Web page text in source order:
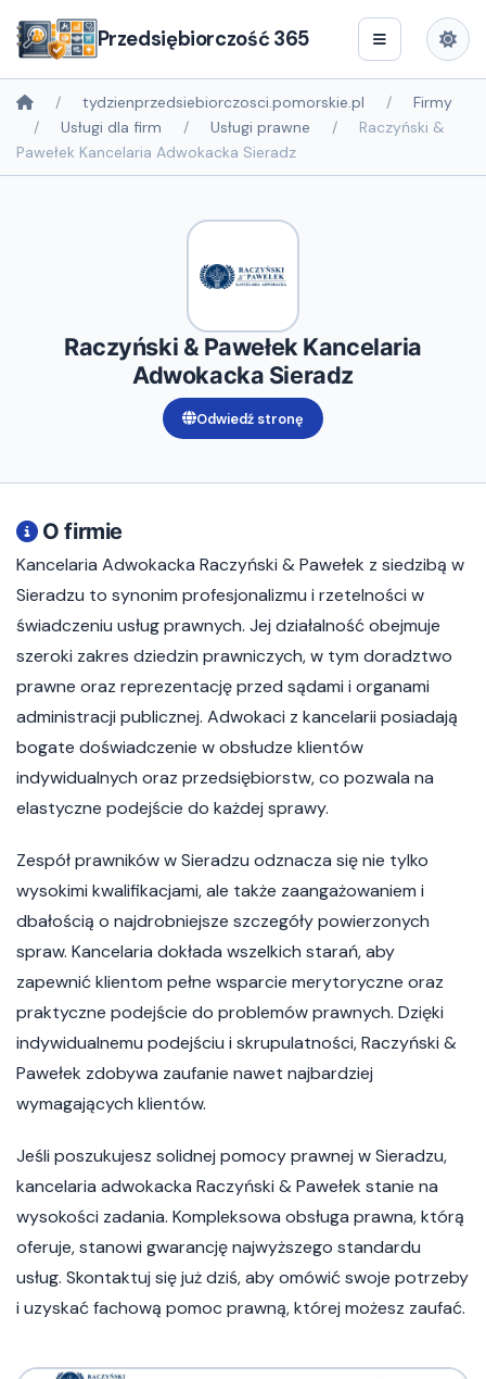
Przedsiębiorczość 365
tydzienprzedsiebiorczosci.pomorskie.pl
Firmy
Usługi dla firm
Usługi prawne
Raczyński &
Pawełek Kancelaria Adwokacka Sieradz
Raczyński & Pawełek Kancelaria
Adwokacka Sieradz
Odwiedź stronę
O firmie
Kancelaria Adwokacka Raczyński & Pawełek z siedzibą w
Sieradzu to synonim profesjonalizmu i rzetelności w
świadczeniu usług prawnych. Jej działalność obejmuje
szeroki zakres dziedzin prawniczych, w tym doradztwo
prawne oraz reprezentację przed sądami i organami
administracji publicznej. Adwokaci z kancelarii posiadają
bogate doświadczenie w obsłudze klientów
indywidualnych oraz przedsiębiorstw, co pozwala na
elastyczne podejście do każdej sprawy.
Zespół prawników w Sieradzu odznacza się nie tylko
wysokimi kwalifikacjami, ale także zaangażowaniem i
dbałością o najdrobniejsze szczegóły powierzonych
spraw. Kancelaria dokłada wszelkich starań, aby
zapewnić klientom pełne wsparcie merytoryczne oraz
praktyczne podejście do problemów prawnych. Dzięki
indywidualnemu podejściu i skrupulatności, Raczyński &
Pawełek zdobywa zaufanie nawet najbardziej
wymagających klientów.
Jeśli poszukujesz solidnej pomocy prawnej w Sieradzu,
kancelaria adwokacka Raczyński & Pawełek stanie na
wysokości zadania. Kompleksowa obsługa prawna, którą
oferuje, stanowi gwarancję najwyższego standardu
usług. Skontaktuj się już dziś, aby omówić swoje potrzeby
i uzyskać fachową pomoc prawną, której możesz zaufać.